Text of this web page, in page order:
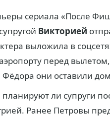
сериала «После
Викторией
выложила в
перед
они оставили
ли супруги
Ранее Петровы